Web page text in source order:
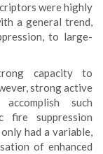
were highly
a general trend,
to large-
capacity to
strong active
such
fire suppression
had a variable,
of enhanced